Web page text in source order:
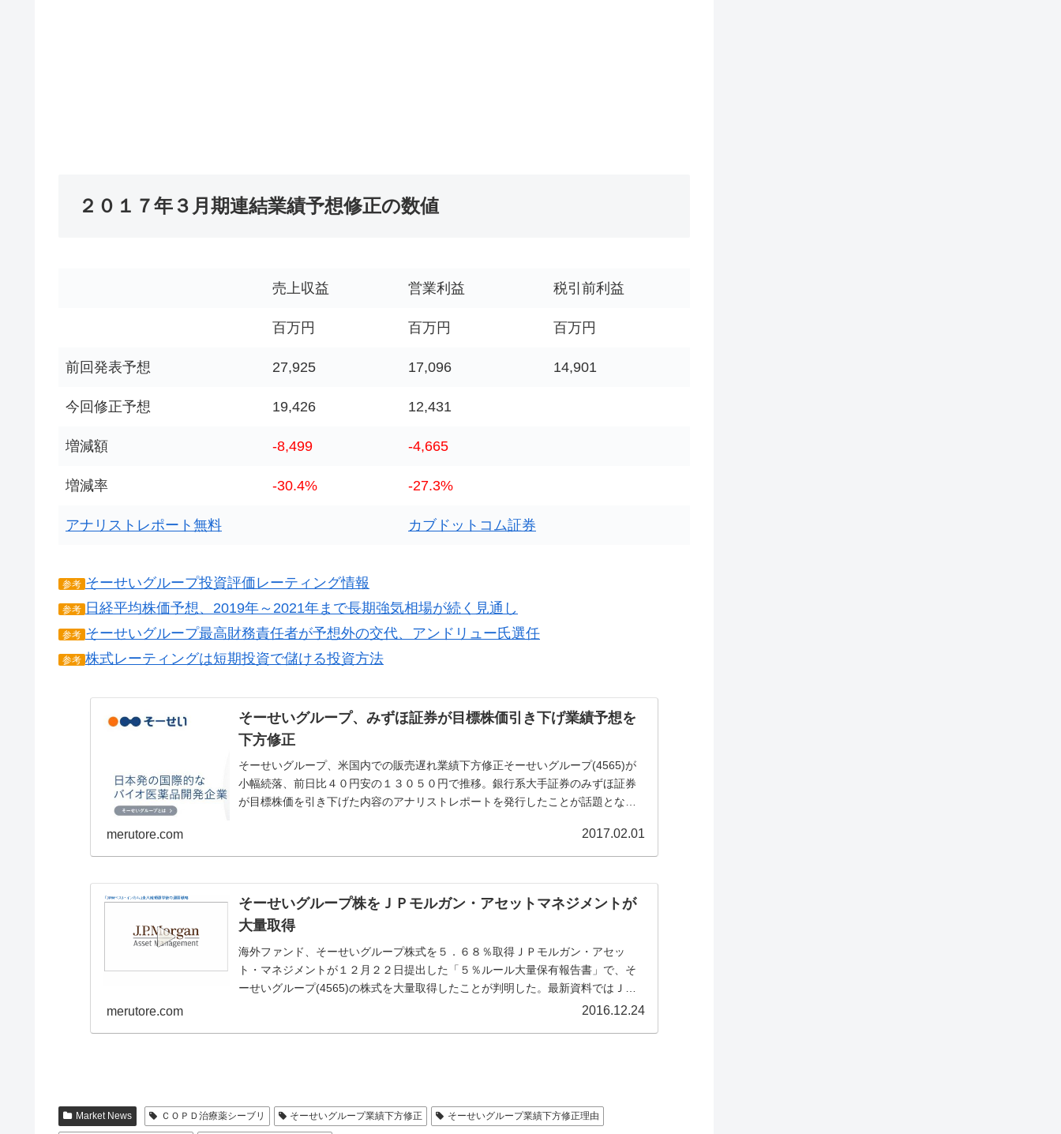
２０１７年３月期連結業績予想修正の数値
売上収益 営業利益 税引前利益
百万円 百万円 百万円
前回発表予想 27,925 17,096 14,901
今回修正予想 19,426 12,431
増減額 -8,499 -4,665
増減率 -30.4% -27.3%
アナリストレポート無料 カブドットコム証券
参考 そーせいグループ投資評価レーティング情報
参考 日経平均株価予想、2019年～2021年まで長期強気相場が続く見通し
参考 そーせいグループ最高財務責任者が予想外の交代、アンドリュー氏選任
参考 株式レーティングは短期投資で儲ける投資方法
そーせいグループ、みずほ証券が目標株価引き下げ業績予想を
下方修正
そーせいグループ、米国内での販売遅れ業績下方修正そーせいグループ(4565)が
小幅続落、前日比４０円安の１３０５０円で推移。銀行系大手証券のみずほ証券
が目標株価を引き下げた内容のアナリストレポートを発行したことが話題となっ
merutore.com 2017.02.01
そーせいグループ株をＪＰモルガン・アセットマネジメントが
大量取得
海外ファンド、そーせいグループ株式を５．６８％取得ＪＰモルガン・アセッ
ト・マネジメントが１２月２２日提出した「５％ルール大量保有報告書」で、そ
ーせいグループ(4565)の株式を大量取得したことが判明した。最新資料ではＪＰ
merutore.com 2016.12.24
Market News ＣＯＰＤ治療薬シーブリ そーせいグループ業績下方修正 そーせいグループ業績下方修正理由